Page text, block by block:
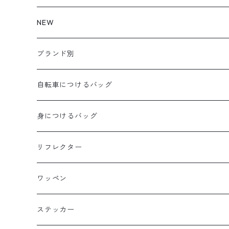
NEW
ブランド別
aldr works
B3
Baby Legs Bags
Bike Friday
BOGEWORKS
自転車につけるバッグ
WALD 用バッグ
ハンドルバーバッグ
トップチューブバッグ
フォークバッグ
身につけるバッグ
ヒップバッグ
トートバッグ
サコッシュ
リフレクター
ワッペン
ステッカー